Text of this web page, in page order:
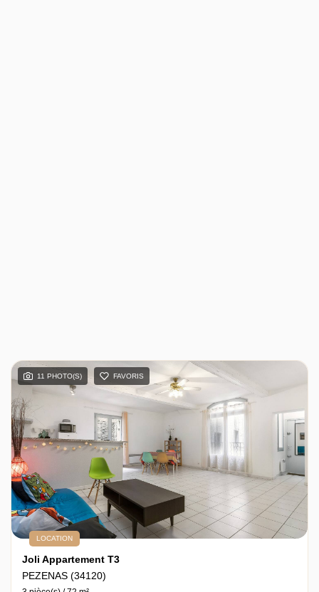
11 PHOTO(S) FAVORIS
LOCATION
Joli Appartement T3
PEZENAS (34120)